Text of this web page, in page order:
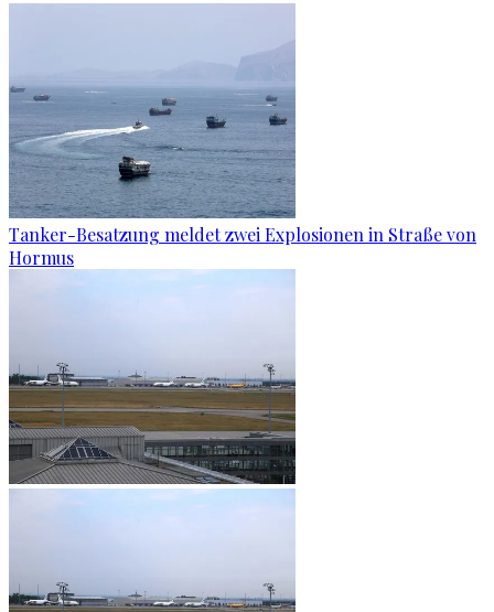
Tanker-Besatzung meldet zwei Explosionen in Straße von
Hormus